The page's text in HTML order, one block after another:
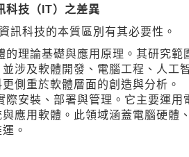
科技（IT）之差異
訊科技的本質區別有其必要性。
的理論基礎與應用原理。其研究範
涉及軟體開發、電腦工程、人工
側重於軟體層面的創造與分析。
際安裝、部署與管理。它主要運用
應用軟體。此領域涵蓋電腦硬體
。